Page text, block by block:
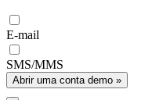
E-mail
SMS/MMS
Abrir uma conta demo »